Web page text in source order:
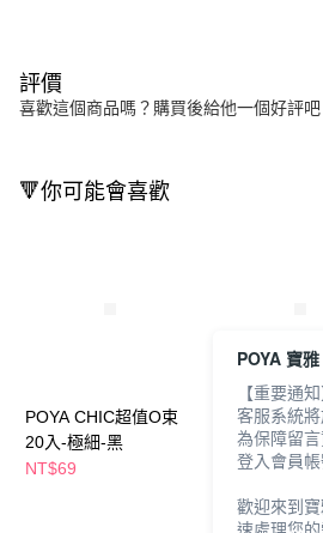
評價
喜歡這個商品嗎？購買後給他一個好評吧
🔻你可能會喜歡
POYA CHIC超值O束
20入-極細-黑
NT$69
POYA CHIC
20入-極細-綠
NT$69
POYA 寶雅
【重要通知
客服系統
為保障留
登入會員帳
歡迎來到
速處理您的